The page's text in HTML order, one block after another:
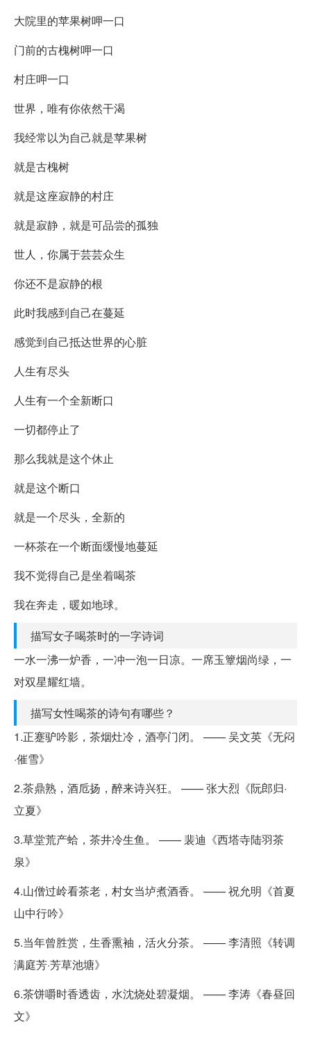
大院里的苹果树呷一口
门前的古槐树呷一口
村庄呷一口
世界，唯有你依然干渴
我经常以为自己就是苹果树
就是古槐树
就是这座寂静的村庄
就是寂静，就是可品尝的孤独
世人，你属于芸芸众生
你还不是寂静的根
此时我感到自己在蔓延
感觉到自己抵达世界的心脏
人生有尽头
人生有一个全新断口
一切都停止了
那么我就是这个休止
就是这个断口
就是一个尽头，全新的
一杯茶在一个断面缓慢地蔓延
我不觉得自己是坐着喝茶
我在奔走，暖如地球。
描写女子喝茶时的一字诗词
一水一沸一炉香，一冲一泡一日凉。一席玉簟烟尚绿，一
对双星耀红墙。
描写女性喝茶的诗句有哪些？
1.正蹇驴吟影，茶烟灶冷，酒亭门闭。 —— 吴文英《无闷
·催雪》
2.茶鼎熟，酒卮扬，醉来诗兴狂。 —— 张大烈《阮郎归·
立夏》
3.草堂荒产蛤，茶井冷生鱼。 —— 裴迪《西塔寺陆羽茶
泉》
4.山僧过岭看茶老，村女当垆煮酒香。 —— 祝允明《首夏
山中行吟》
5.当年曾胜赏，生香熏袖，活火分茶。 —— 李清照《转调
满庭芳·芳草池塘》
6.茶饼嚼时香透齿，水沈烧处碧凝烟。 —— 李涛《春昼回
文》